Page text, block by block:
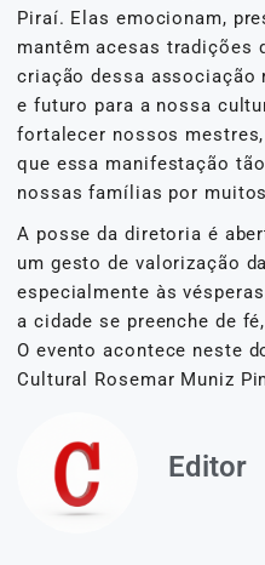
Piraí. Elas emocionam,
mantêm acesas tradições
criação dessa associação
e futuro para a nossa
fortalecer nossos
que essa manifestação
nossas famílias por
A posse da diretoria é
um gesto de valorização
especialmente às
a cidade se preenche de
O evento acontece neste
Cultural Rosemar Muniz
Editor